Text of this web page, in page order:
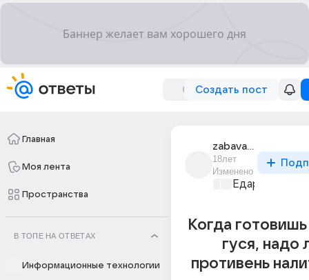
Создать пост
Главная
Моя лента
Пространства
В ТОПЕ НА ОТВЕТАХ
Информационные технологии
zabava_batkovna
18лет
Изменено
Едариум
Когда
гуся, надо
противень